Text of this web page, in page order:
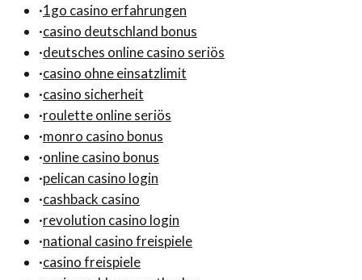
·1go casino erfahrungen
·casino deutschland bonus
·deutsches online casino seriös
·casino ohne einsatzlimit
·casino sicherheit
·roulette online seriös
·monro casino bonus
·online casino bonus
·pelican casino login
·cashback casino
·revolution casino login
·national casino freispiele
·casino freispiele